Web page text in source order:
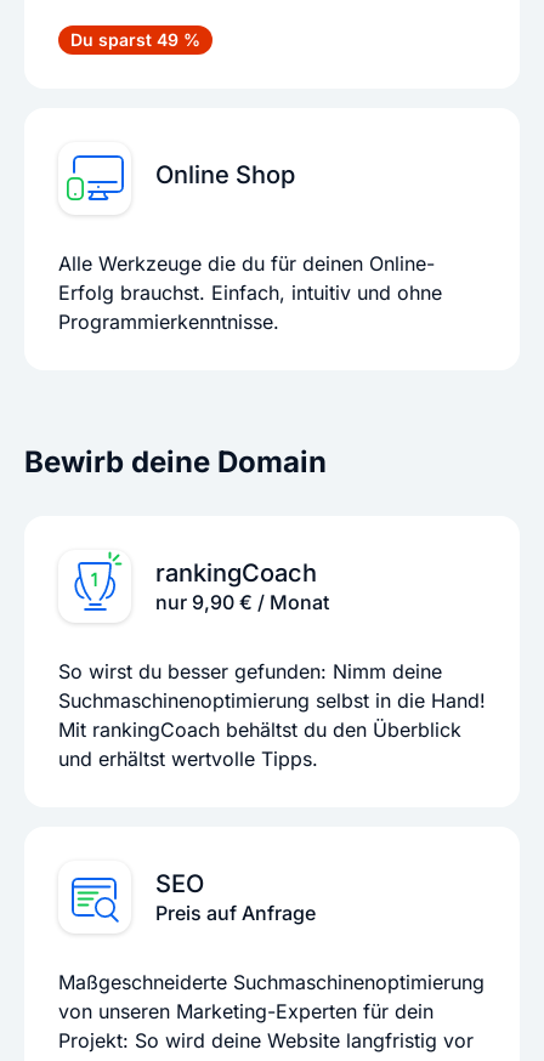
Du sparst 49 %
Online Shop
Alle Werkzeuge die du für deinen Online-
Erfolg brauchst. Einfach, intuitiv und ohne
Programmierkenntnisse.
Bewirb deine Domain
rankingCoach
nur 9,90 € / Monat
So wirst du besser gefunden: Nimm deine
Suchmaschinenoptimierung selbst in die Hand!
Mit rankingCoach behältst du den Überblick
und erhältst wertvolle Tipps.
SEO
Preis auf Anfrage
Maßgeschneiderte Suchmaschinenoptimierung
von unseren Marketing-Experten für dein
Projekt: So wird deine Website langfristig vor